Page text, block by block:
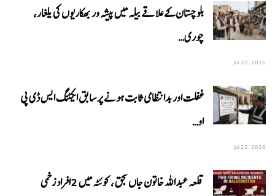
بلوچستان کے علاقے بیلہ میں پیشہ ور بھکاریوں کی یلغار،
چوری…
Jul 22, 2026
غفلت اور بدانتظامی ثابت ہونے پر سابق ایکٹنگ ایس ڈی پی
او…
Jul 22, 2026
قلعہ عبداللہ خاتون جاں بحق ، کوئٹہ میں 2افراد زخمی